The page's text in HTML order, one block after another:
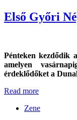
Első Győri
Pénteken kezdődik
amelyen
érdeklődőket a
Read more
Zene